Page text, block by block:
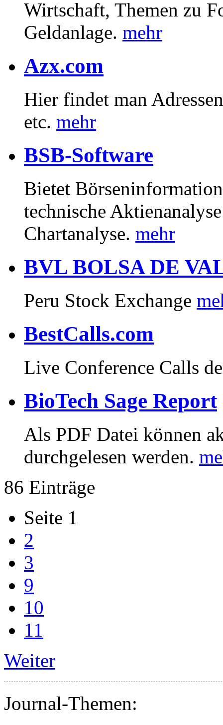
Wirtschaft, Themen zu
Geldanlage. mehr
Azx.com
Hier findet man
etc. mehr
BSB-Software
Bietet
technische
Chartanalyse. mehr
BVL BOLSA DE
Peru Stock Exchange
BestCalls.com
Live Conference Calls
BioTech Sage Report
Als PDF Datei können
durchgelesen werden.
86 Einträge
Seite 1
2
3
9
10
11
Weiter
Journal-Themen: